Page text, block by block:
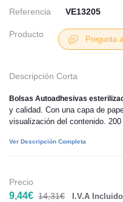
Referencia VE13205
Producto
Pregunta
Descripción Corta
Bolsas Autoadhesivas
y calidad. Con una capa de
visualización del contenido. 200
Ver Descripción Completa
Precio
9,44€ 14,31€ I.V.A Incluido